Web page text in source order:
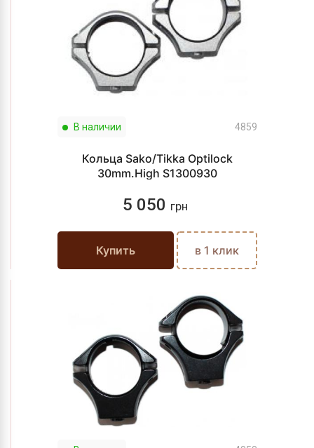
В наличии 4859
Кольца Sako/Tikka Optilock
30mm.High S1300930
5 050 грн
Купить в 1 клик